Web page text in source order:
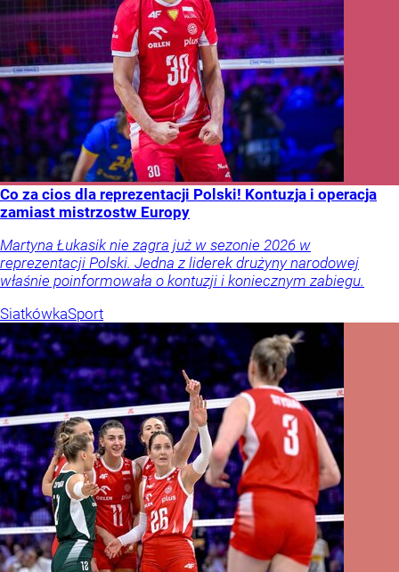
Co za cios dla reprezentacji Polski! Kontuzja i operacja
zamiast mistrzostw Europy
Martyna Łukasik nie zagra już w sezonie 2026 w
reprezentacji Polski. Jedna z liderek drużyny narodowej
właśnie poinformowała o kontuzji i koniecznym zabiegu.
SiatkówkaSport